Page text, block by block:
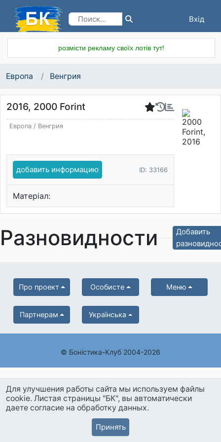
Вхід
розмісти рекламу своїх лотів тут!
Европа Венгрия
2016, 2000 Forint
Европа/ Венгрия
добавить информацию ID: 33166
Матеріал:
Разновидности
Добавить
Про проект Особисте Меню
Партнерам Українська
© Боністика-Клуб 2004-2026
Для улучшения работы сайта мы используем файлы
cookie. Листая страницы "БК", вы автоматически
даете согласие на обработку данных.
Принять